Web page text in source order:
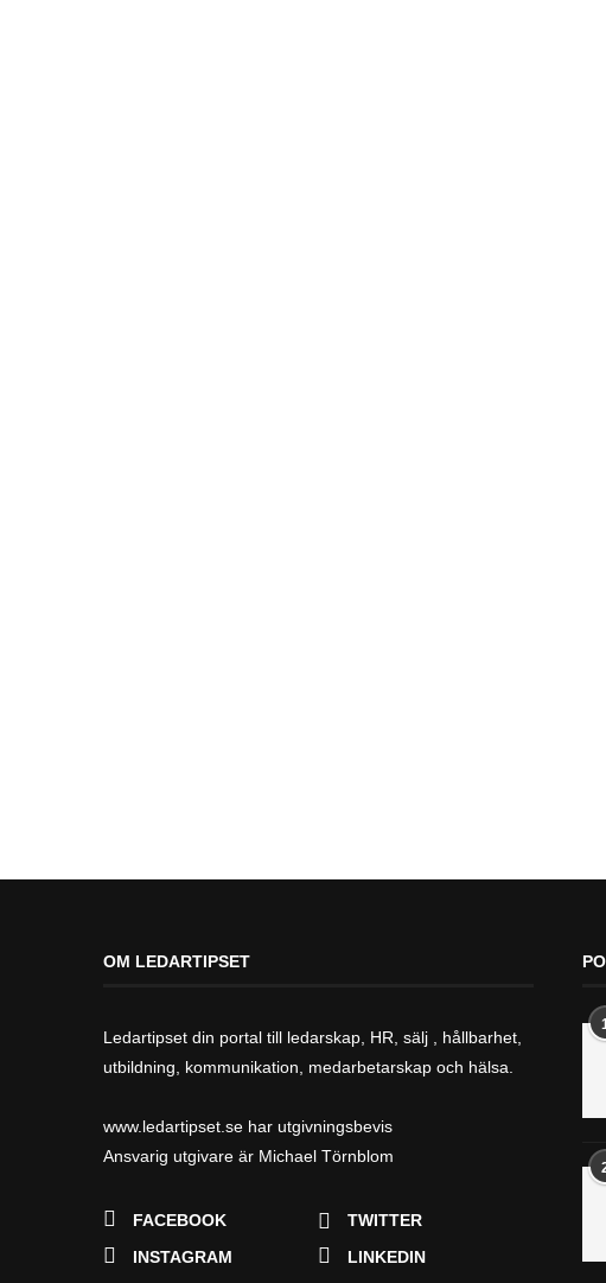
OM LEDARTIPSET
Ledartipset din portal till ledarskap, HR, sälj , hållbarhet,
utbildning, kommunikation, medarbetarskap och hälsa.
www.ledartipset.se har utgivningsbevis
Ansvarig utgivare är Michael Törnblom
FACEBOOK
TWITTER
INSTAGRAM
LINKEDIN